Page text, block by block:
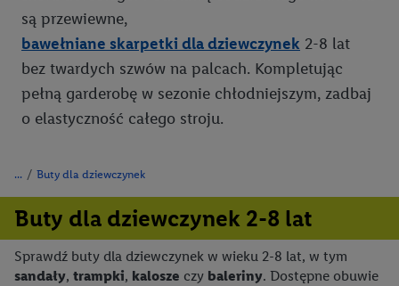
są przewiewne,
bawełniane skarpetki dla dziewczynek 2-8 lat
bez twardych szwów na palcach. Kompletując
pełną garderobę w sezonie chłodniejszym, zadbaj
o elastyczność całego stroju.
/ Buty dla dziewczynek
Buty dla dziewczynek 2-8 lat
Sprawdź buty dla dziewczynek w wieku 2-8 lat, w tym
sandały, trampki, kalosze czy baleriny. Dostępne obuwie